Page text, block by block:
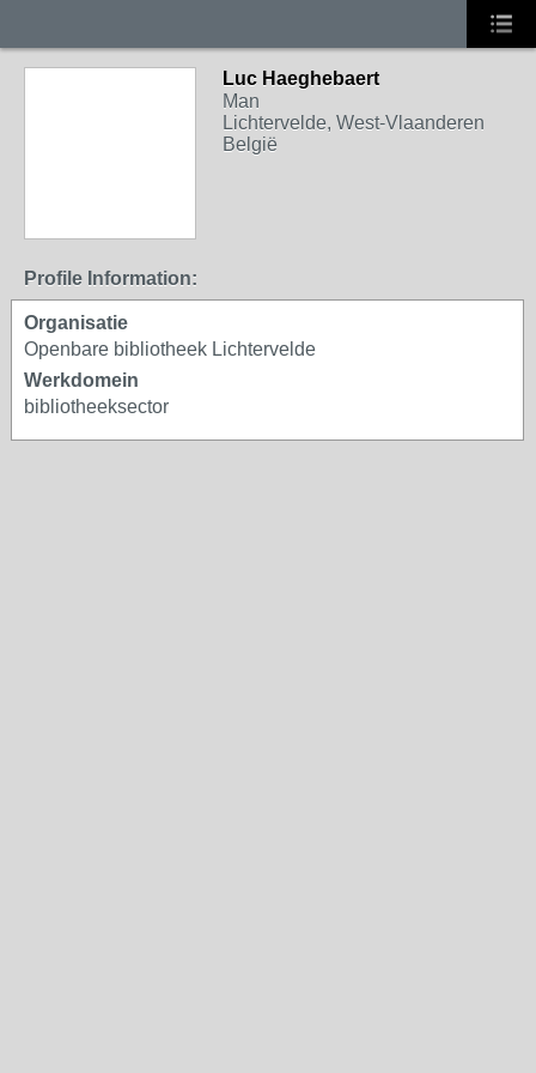
Luc Haeghebaert
Man
Lichtervelde, West-Vlaanderen
België
Profile Information:
Organisatie
Openbare bibliotheek Lichtervelde
Werkdomein
bibliotheeksector